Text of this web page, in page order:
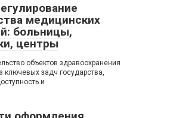
медицинских
больницы,
центры
объектов здравоохранения
ключевых задч государства,
и